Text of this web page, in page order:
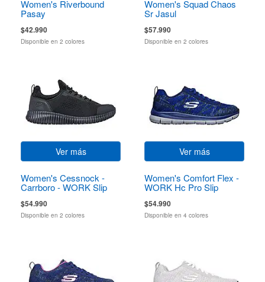
Women's Riverbound
Pasay
$42.990
Disponible en 2 colores
Women's Squad Chaos
Sr Jasul
$57.990
Disponible en 2 colores
Ver más
Women's Cessnock -
Carrboro - WORK Slip
$54.990
Disponible en 2 colores
Ver más
Women's Comfort Flex -
WORK Hc Pro Slip
$54.990
Disponible en 4 colores